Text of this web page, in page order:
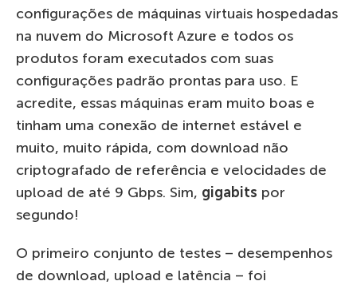
configurações de máquinas virtuais hospedadas
na nuvem do Microsoft Azure e todos os
produtos foram executados com suas
configurações padrão prontas para uso. E
acredite, essas máquinas eram muito boas e
tinham uma conexão de internet estável e
muito, muito rápida, com download não
criptografado de referência e velocidades de
upload de até 9 Gbps. Sim, gigabits por
segundo!
O primeiro conjunto de testes – desempenhos
de download, upload e latência – foi